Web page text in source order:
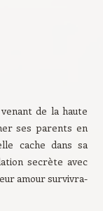
de la haute
ses parents en
cache dans sa
secrète avec
amour survivra-